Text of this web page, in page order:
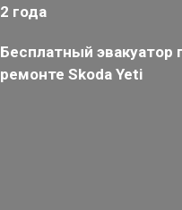
2 года
Бесплатный эвакуатор
ремонте Skoda Yeti